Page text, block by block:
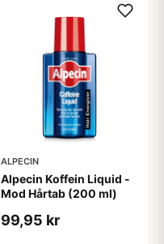
ALPECIN
Alpecin Koffein Liquid -
Mod Hårtab (200 ml)
99,95 kr